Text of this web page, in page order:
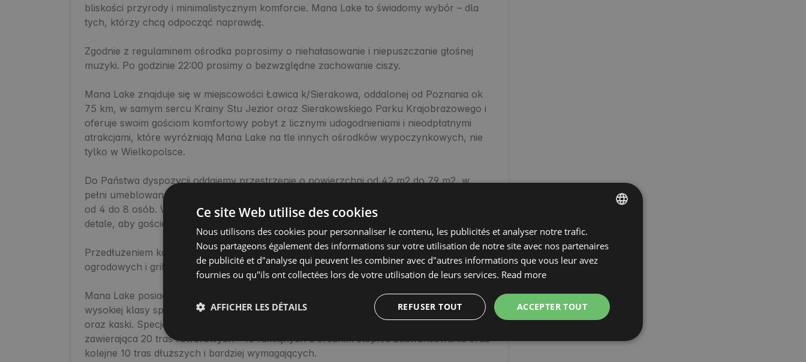
bliskości przyrody i minimalistycznym komforcie. Mana Lake to świadomy wybór – dla
tych, którzy chcą odpocząć naprawdę.
Zgodnie z regulaminem ośrodka poprosimy o niehałasowanie i niepuszczanie głośnej
muzyki. Po godzinie 22:00 prosimy o bezwzględne zachowanie ciszy.
Mana Lake znajduje się w miejscowości Ławica k/Sierakowa, oddalonej od Poznania ok
75 km, w samym sercu Krainy Stu Jezior oraz Sierakowskiego Parku Krajobrazowego i
oferuje swoim gościom komfortowy pobyt z licznymi udogodnieniami i nieodpłatnymi
atrakcjami, które wyróżniają Mana Lake na tle innych ośrodków wypoczynkowych, nie
tylko w Wielkopolsce.
Do Państwa dyspozycji oddajemy przestrzenie o powierzchni od 42 m2 do 79 m2, w
pełni umeblowane i wyposażone w sprzęt RTV i AGD, w których komfortowo wypocznie
od 4 do 8 osób. Wnętrza są ogrzewanie, klimatyzowane i urządzone z dużą dbałością o
detale, aby goście czuli się wygodnie, jak we własnych domach.
Przedłużeniem każdego domu jest przestronny, drewniany taras z kompletem mebli
ogrodowych i grillem gazowym.
Mana Lake posiada własną wypożyczalnię sprzętu sportowego, bogato wyposażoną w
wysokiej klasy sprzęt rowerowy, w tym rowery dziecięce, przyczepki dla najmłodszych
oraz kaski. Specjalnie na potrzeby ośrodka opracowana została aplikacja mobilna,
zawierająca 20 tras rowerowych - 10 familijnych o średnim stopniu zaawansowania oraz
kolejne 10 tras dłuższych i bardziej wymagających.
SPANISH
ITALIAN
Ce site Web utilise des cookies
Nous utilisons des cookies pour personnaliser le contenu, les publicités et analyser notre trafic.
Nous partageons également des informations sur votre utilisation de notre site avec nos partenaires
de publicité et d"analyse qui peuvent les combiner avec d"autres informations que vous leur avez
fournies ou qu"ils ont collectées lors de votre utilisation de leurs services. Read more
ACCEPTER TOUT
REFUSER TOUT
AFFICHER LES DÉTAILS